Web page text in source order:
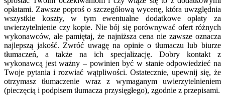
opłatami. Zawsze poproś o szczegółową wycenę, która uwzględnia
wszystkie koszty, w tym ewentualne dodatkowe opłaty za
uwierzytelnienie czy kopie. Nie bój się porównywać ofert różnych
wykonawców, ale pamiętaj, że najniższa cena nie zawsze oznacza
najlepszą jakość. Zwróć uwagę na opinie o tłumaczu lub biurze
tłumaczeń, a także na ich specjalizację. Dobry kontakt z
wykonawcą jest ważny – powinien być w stanie odpowiedzieć na
Twoje pytania i rozwiać wątpliwości. Ostatecznie, upewnij się, że
otrzymasz tłumaczenie wraz z wymaganym uwierzytelnieniem
(pieczęcią i podpisem tłumacza przysięgłego), zgodnie z przepisami.